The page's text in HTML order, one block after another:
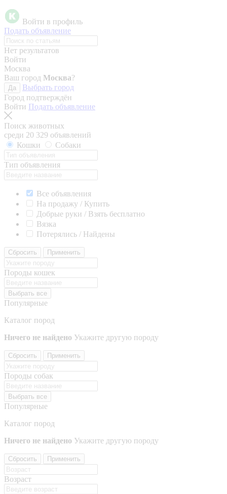
Войти в профиль
Подать объявление
Нет результатов
Войти
Москва
Ваш город Москва?
Да
Выбрать город
Город подтверждён
Войти Подать объявление
Поиск животных
среди 20 329 объявлений
Кошки
Собаки
Тип объявления
Все объявления
На продажу / Купить
Добрые руки / Взять бесплатно
Вязка
Потерялись / Найдены
Сбросить Применить
Породы кошек
Выбрать все
Популярные
Каталог пород
Ничего не найдено Укажите другую породу
Сбросить Применить
Породы собак
Выбрать все
Популярные
Каталог пород
Ничего не найдено Укажите другую породу
Сбросить Применить
Возраст